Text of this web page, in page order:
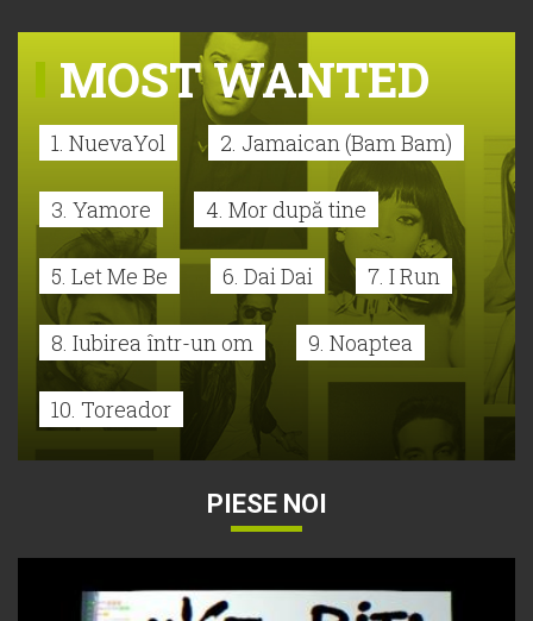
MOST WANTED
1. NuevaYol 2. Jamaican (Bam Bam)
3. Yamore 4. Mor după tine
5. Let Me Be 6. Dai Dai 7. I Run
8. Iubirea într-un om 9. Noaptea
10. Toreador
PIESE NOI